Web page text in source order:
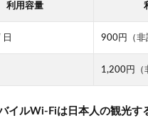
利用容量
900円（非
1,200円（
イルWi-Fiは日本人の観光す